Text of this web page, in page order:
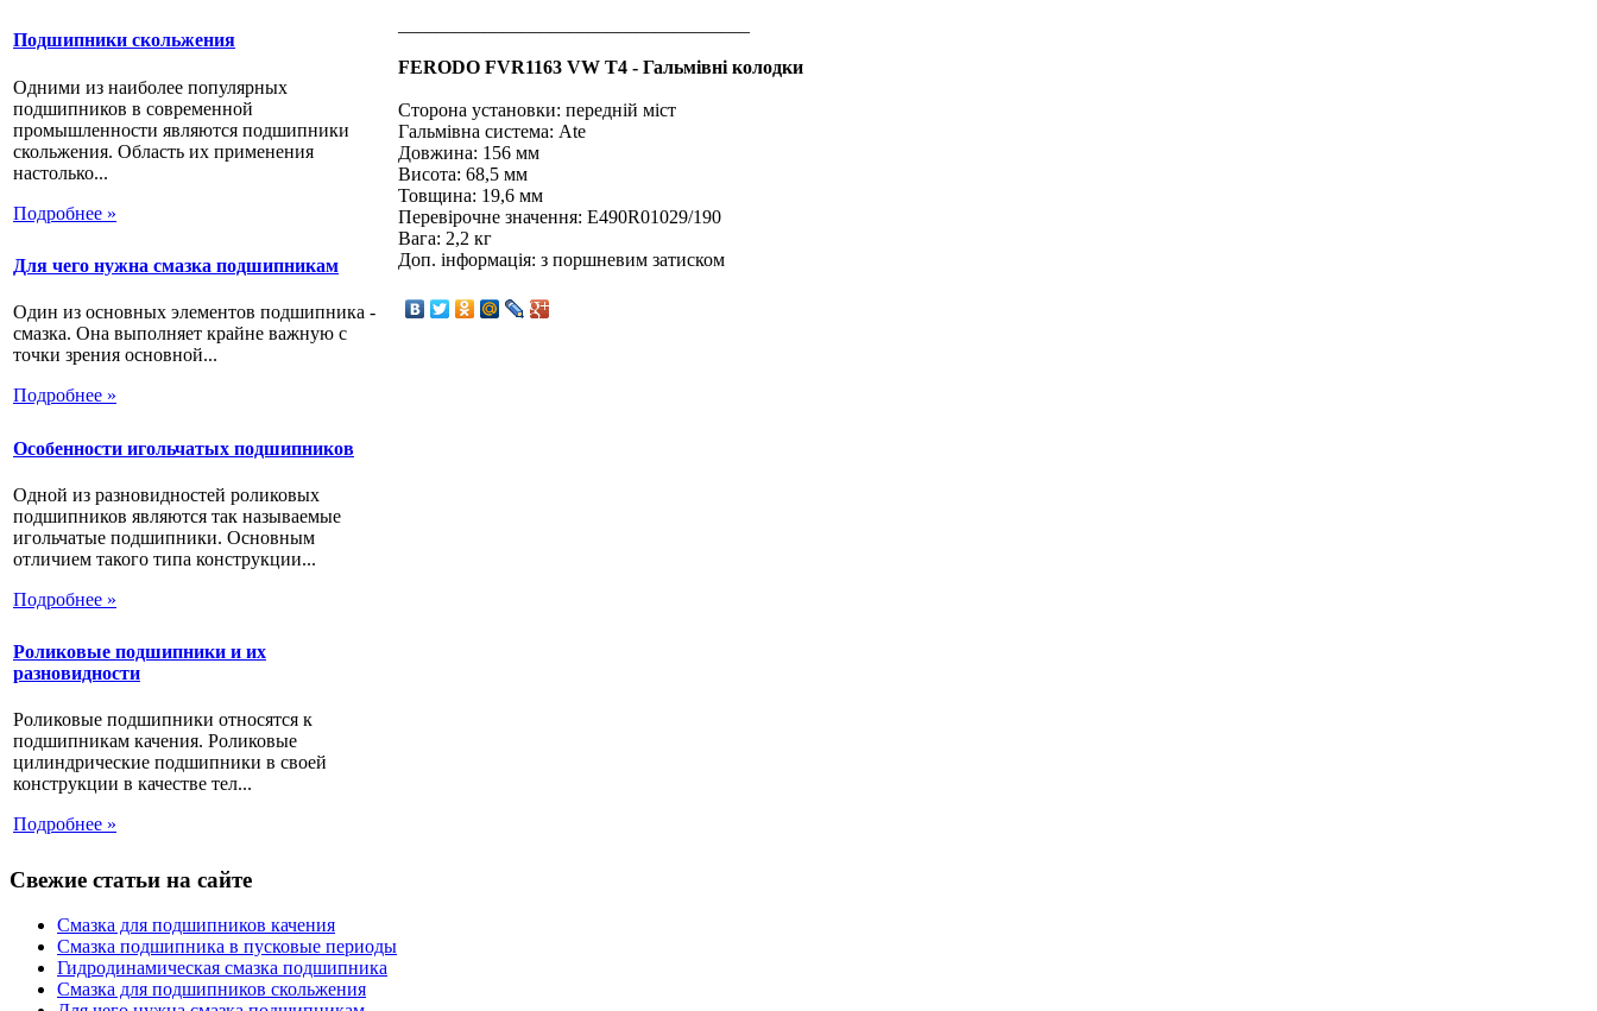
Подшипники скольжения
Одними из наиболее популярных
подшипников в современной
промышленности являются подшипники
скольжения. Область их применения
настолько...
Подробнее »
Для чего нужна смазка подшипникам
Один из основных элементов подшипника -
смазка. Она выполняет крайне важную с
точки зрения основной...
Подробнее »
Особенности игольчатых подшипников
Одной из разновидностей роликовых
подшипников являются так называемые
игольчатые подшипники. Основным
отличием такого типа конструкции...
Подробнее »
Роликовые подшипники и их
разновидности
Роликовые подшипники относятся к
подшипникам качения. Роликовые
цилиндрические подшипники в своей
конструкции в качестве тел...
Подробнее »
FERODO FVR1163 VW T4 - Гальмівні колодки
Сторона установки: передній міст
Гальмівна система: Ate
Довжина: 156 мм
Висота: 68,5 мм
Товщина: 19,6 мм
Перевірочне значення: E490R01029/190
Вага: 2,2 кг
Доп. інформація: з поршневим затиском
Свежие статьи на сайте
Смазка для подшипников качения
Смазка подшипника в пусковые периоды
Гидродинамическая смазка подшипника
Смазка для подшипников скольжения